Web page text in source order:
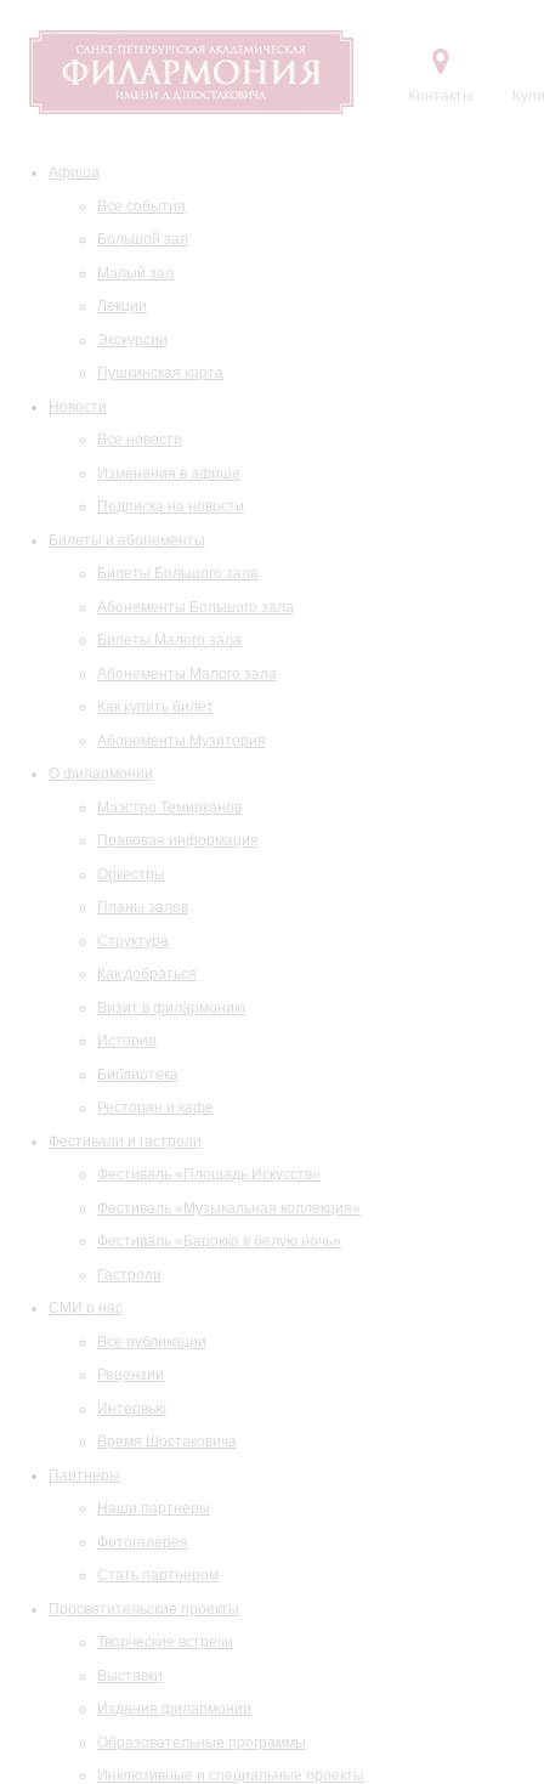
Контакты
Афиша
Все события
Большой зал
Малый зал
Лекции
Экскурсии
Пушкинская карта
Новости
Все новости
Изменения в афише
Подписка на новости
Билеты и абонементы
Билеты Большого зала
Абонементы Большого зала
Билеты Малого зала
Абонементы Малого зала
Как купить билет
Абонементы Музитория
О филармонии
Маэстро Темирканов
Правовая информация
Оркестры
Планы залов
Структура
Как добраться
Визит в филармонию
История
Библиотека
Ресторан и кафе
Фестивали и гастроли
Фестиваль «Площадь Искусств»
Фестиваль «Музыкальная коллекция»
Фестиваль «Барокко в белую ночь»
Гастроли
СМИ о нас
Все публикации
Рецензии
Интервью
Время Шостаковича
Партнеры
Наши партнеры
Фотогалерея
Стать партнером
Просветительские проекты
Творческие встречи
Выставки
Издания филармонии
Образовательные программы
Инклюзивные и специальные проекты